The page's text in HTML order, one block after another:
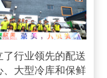
了行业领先的配送
、大型冷库和保鲜